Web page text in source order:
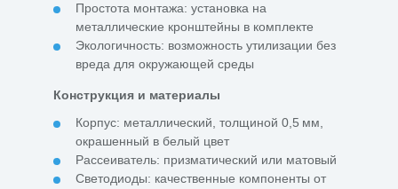
Простота монтажа: установка на
металлические кронштейны в комплекте
Экологичность: возможность утилизации без
вреда для окружающей среды
Конструкция и материалы
Корпус: металлический, толщиной 0,5 мм,
окрашенный в белый цвет
Рассеиватель: призматический или матовый
Светодиоды: качественные компоненты от